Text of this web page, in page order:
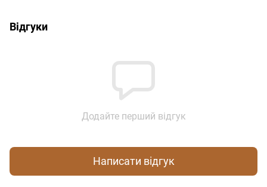
Відгуки
Додайте перший відгук
Написати відгук